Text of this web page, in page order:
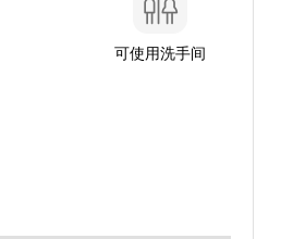
可使用洗手间